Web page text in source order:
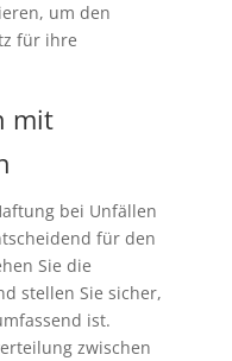
um den
für ihre
mit
bei Unfällen
für den
Sie die
stellen Sie sicher,
ist.
zwischen